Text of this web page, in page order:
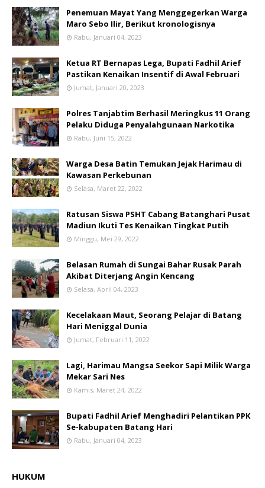
Penemuan Mayat Yang Menggegerkan Warga
Maro Sebo Ilir, Berikut kronologisnya
Rabu, Januari 04, 2023
Ketua RT Bernapas Lega, Bupati Fadhil Arief
Pastikan Kenaikan Insentif di Awal Februari
Jumat, Januari 20, 2023
Polres Tanjabtim Berhasil Meringkus 11 Orang
Pelaku Diduga Penyalahgunaan Narkotika
Rabu, Juni 15, 2022
Warga Desa Batin Temukan Jejak Harimau di
Kawasan Perkebunan
Selasa, Maret 22, 2022
Ratusan Siswa PSHT Cabang Batanghari Pusat
Madiun Ikuti Tes Kenaikan Tingkat Putih
Minggu, Mei 29, 2022
Belasan Rumah di Sungai Bahar Rusak Parah
Akibat Diterjang Angin Kencang
Selasa, April 04, 2023
Kecelakaan Maut, Seorang Pelajar di Batang
Hari Meniggal Dunia
Jumat, Februari 11, 2022
Lagi, Harimau Mangsa Seekor Sapi Milik Warga
Mekar Sari Nes
Kamis, Maret 24, 2022
Bupati Fadhil Arief Menghadiri Pelantikan PPK
Se-kabupaten Batang Hari
Rabu, Januari 04, 2023
HUKUM